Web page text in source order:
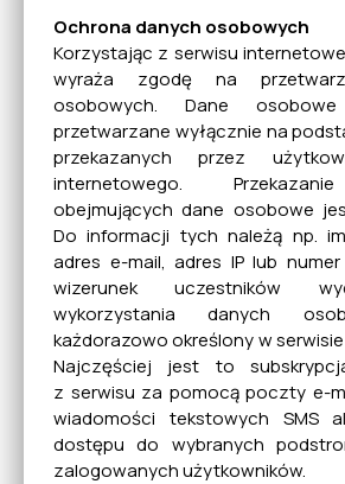
Planowanie
Przestrzenne
Rada Miejska
Rewitalizacja
Bezdomne zwierzęta
NGO
Ochrona danych osobowych
Korzystając z serwisu
wyraża zgodę na
osobowych. Dane
przetwarzane wyłącznie na
przekazanych przez
internetowego.
obejmujących dane osobowe
Do informacji tych należą np.
adres e-mail, adres IP lub
wizerunek uczestników
wykorzystania danych
każdorazowo określony w
Najczęściej jest to
z serwisu za pomocą poczty e-
wiadomości tekstowych SMS
dostępu do wybranych
zalogowanych użytkowników.